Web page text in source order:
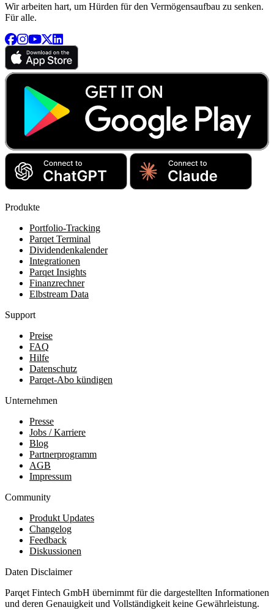
Wir arbeiten hart, um Hürden für den Vermögensaufbau zu senken.
Für alle.
Produkte
Portfolio-Tracking
Parqet Terminal
Dividendenkalender
Integrationen
Parqet Insights
Finanzrechner
Elbstream Data
Support
Preise
FAQ
Hilfe
Datenschutz
Parqet-Abo kündigen
Unternehmen
Presse
Jobs / Karriere
Blog
Partnerprogramm
AGB
Impressum
Community
Produkt Updates
Changelog
Feedback
Diskussionen
Daten Disclaimer
Parqet Fintech GmbH übernimmt für die dargestellten Informationen
und deren Genauigkeit und Vollständigkeit keine Gewährleistung.